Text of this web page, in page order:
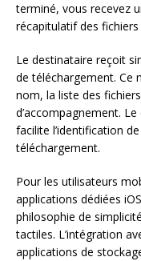
terminé, vous recevez
récapitulatif des fichiers
Le destinataire reçoit
de téléchargement. Ce
nom, la liste des
d’accompagnement.
facilite l’identification
téléchargement.
Pour les utilisateurs
applications dédiées
philosophie de
tactiles. L’intégration
applications de